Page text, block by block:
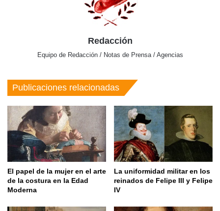
Redacción
Equipo de Redacción / Notas de Prensa / Agencias
Publicaciones relacionadas
El papel de la mujer en el arte
de la costura en la Edad
Moderna
La uniformidad militar en los
reinados de Felipe III y Felipe
IV